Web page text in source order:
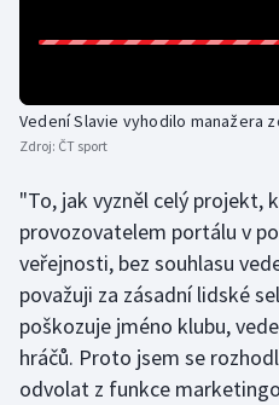
Krasobruslení
Lezení
Lyže a snowboard
Moderní pětiboj
Motorsport
Vedení Slavie vyhodilo manažera
Zdroj: ČT sport
"To, jak vyzněl celý projekt,
provozovatelem portálu v
veřejnosti, bez souhlasu
považuji za zásadní lidské
poškozuje jméno klubu,
hráčů. Proto jsem se
odvolat z funkce